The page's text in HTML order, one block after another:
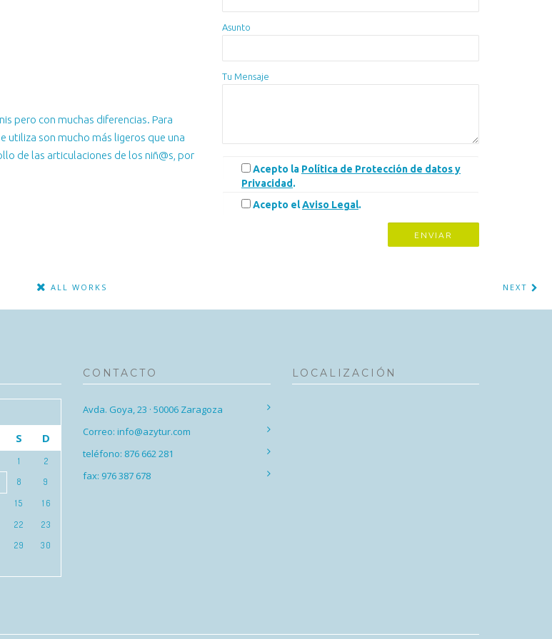
pero con muchas diferencias. Para
son mucho más ligeros que una
de las articulaciones de los niñ@s, por
Asunto
Tu Mensaje
Acepto la Política de Protección de datos y
Privacidad .
Acepto elAviso Legal.
ALL WORKS NEXT
S D
1
2
8
9
15
16
22
23
29
30
CONTACTO
Avda. Goya, 23 · 50006 Zaragoza
Correo: info@azytur.com
teléfono: 876 662 281
fax: 976 387 678
LOCALIZACIÓN